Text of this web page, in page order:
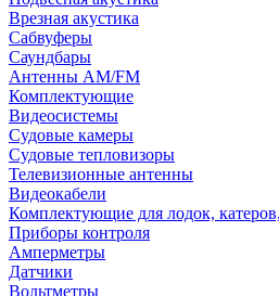
Врезная акустика
Сабвуферы
Саундбары
Антенны AM/FM
Комплектующие
Видеосистемы
Судовые камеры
Cудовые тепловизоры
Телевизионные антенны
Видеокабели
Комплектующие для лодок,
Приборы контроля
Амперметры
Датчики
Вольтметры